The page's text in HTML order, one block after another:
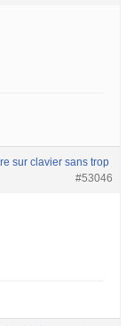
sur clavier sans trop
#53046